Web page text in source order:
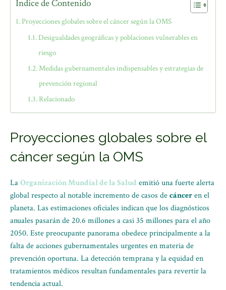
Índice de Contenido
Proyecciones globales sobre el cáncer según la OMS
Desigualdades geográficas y poblaciones vulnerables en
riesgo
Medidas gubernamentales indispensables y estrategias de
prevención regional
Relacionado
Proyecciones globales sobre el
cáncer según la OMS
LaOrganización Mundial de la Salud emitió una fuerte alerta
global respecto al notable incremento de casos decánceren el
planeta. Las estimaciones oficiales indican que los diagnósticos
anuales pasarán de 20.6 millones a casi 35 millones para el año
2050. Este preocupante panorama obedece principalmente a la
falta de acciones gubernamentales urgentes en materia de
prevención oportuna. La detección temprana y la equidad en
tratamientos médicos resultan fundamentales para revertir la
tendencia actual.